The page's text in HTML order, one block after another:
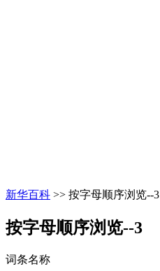
新华百科 >> 按字母顺序浏览--3
按字母顺序浏览--3
词条名称